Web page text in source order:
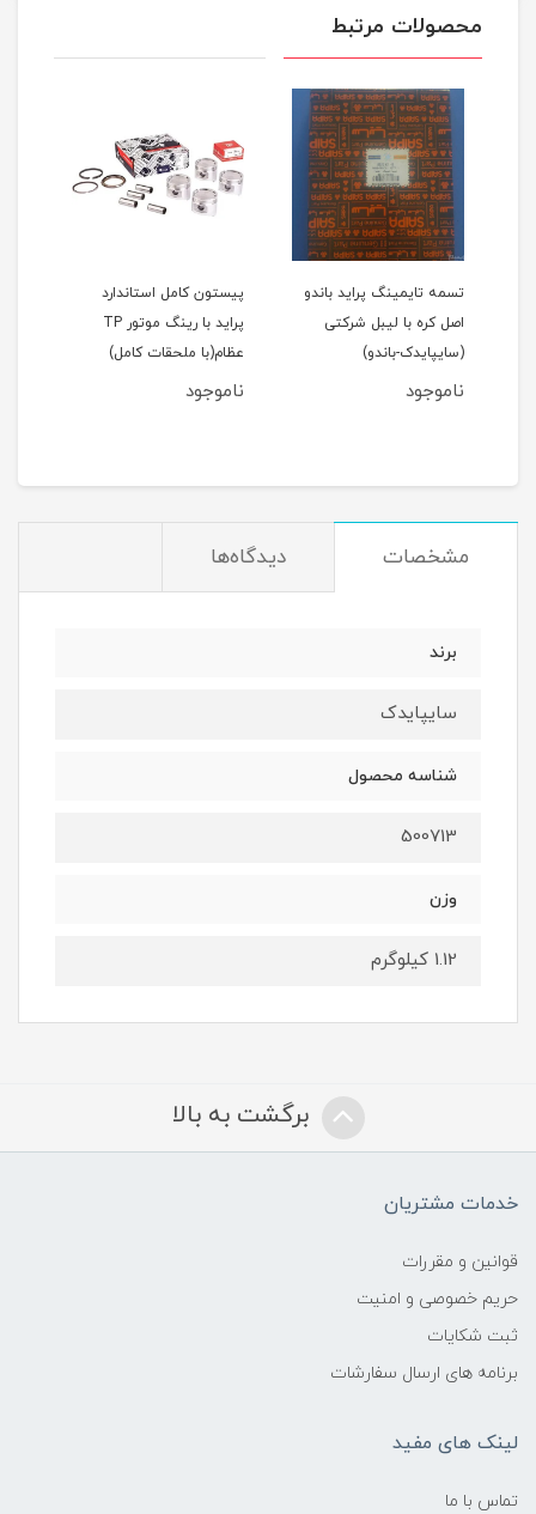
محصولات مرتبط
تسمه تایمینگ پراید باندو
اصل کره با لیبل شرکتی
(سایپایدک-باندو)
ناموجود
پیستون کامل استاندارد
پراید با رینگ موتور TP
عظام(با ملحقات کامل)
ناموجود
مشخصات دیدگاه‌ها
برند
سایپایدک
شناسه محصول
500713
وزن
1.12 کیلوگرم
برگشت به بالا
خدمات مشتریان
قوانین و مقررات
حریم خصوصی و امنیت
ثبت شکایات
برنامه های ارسال سفارشات
لینک های مفید
تماس با ما